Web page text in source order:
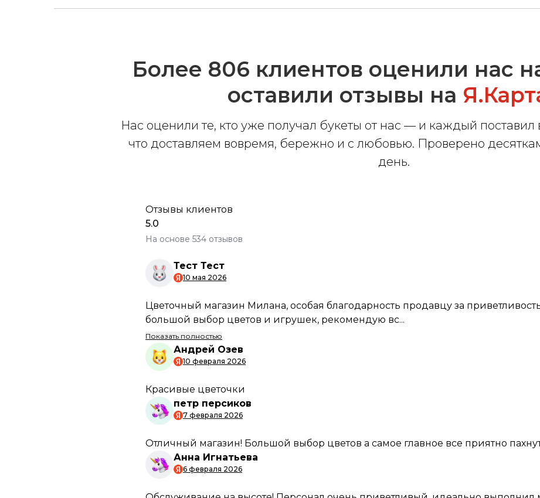
Более 806 клиентов оценили нас
оставили отзывы на
Нас оценили те, кто уже получал букеты от нас — и каждый
что доставляем вовремя, бережно и с любовью. Проверено
день.